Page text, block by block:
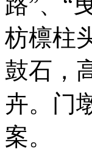
枋檩柱
鼓石，
卉。门
案。